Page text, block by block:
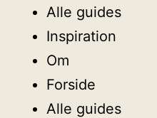
Alle guides
Inspiration
Om
Forside
Alle guides